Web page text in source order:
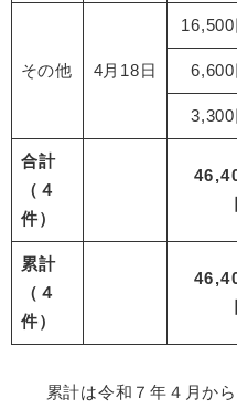
その他 4月18日
16,500
6,600
3,300
合計
（４
件）
累計
（４
件）
累計は令和７年４月から